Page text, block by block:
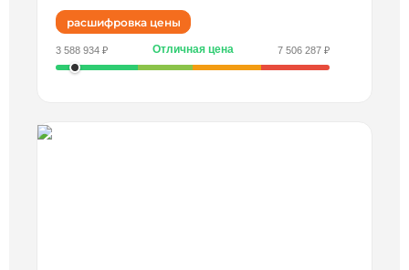
расшифровка цены
3 588 934 ₽ Отличная цена 7 506 287 ₽